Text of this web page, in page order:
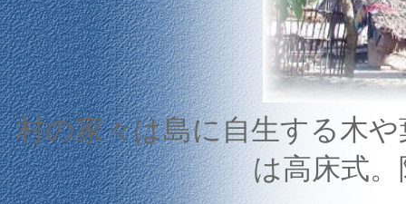
村の家々は島に自生する木
は高床式